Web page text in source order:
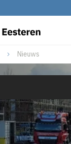
Nieuws